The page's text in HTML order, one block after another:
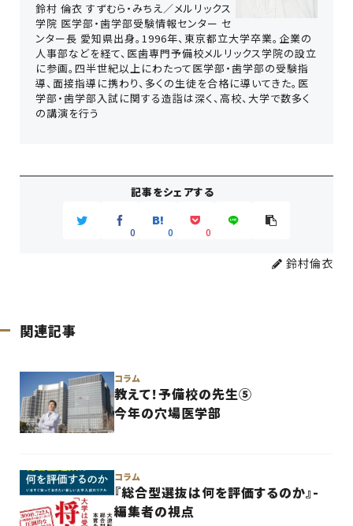
鈴村 倫衣 すずむら・みちえ／メルリックス
学院 医学部・歯学部受験情報センター セ
ンター長 愛知県出身。1996年、東京都立大学卒業。企業の
人事部などを経て、医歯専門予備校メルリックス学院の設立
に参画。四半世紀以上にわたって医学部・歯学部の受験指
導、面接指導に携わり、多くの生徒を合格に導いてきた。医
学部・歯学部入試に関する造詣は深く、高校、大学で数多く
の講演を行う
記事をシェアする
0 0 0
鈴村倫衣
関連記事
コラム
教えて！予備校の先生⑤
今年の穴場医学部
コラム
『総合型選抜は何を評価するのか』-
編集者の視点